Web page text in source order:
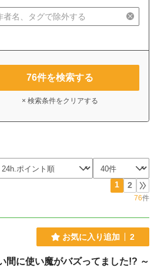
76件を検索する
× 検索条件をクリアする
1 2
76件
お気に入り追加 2
に使い魔がバズってました!? ～